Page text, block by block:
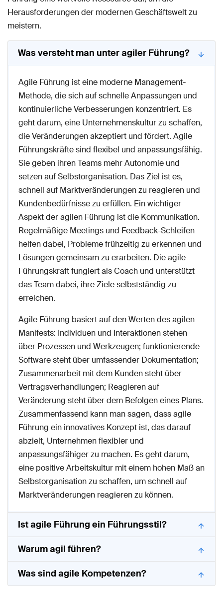
Herausforderungen der modernen Geschäftswelt zu
meistern.
Was versteht man unter agiler Führung?
Agile Führung ist eine moderne Management-
Methode, die sich auf schnelle Anpassungen und
kontinuierliche Verbesserungen konzentriert. Es
geht darum, eine Unternehmenskultur zu schaffen,
die Veränderungen akzeptiert und fördert. Agile
Führungskräfte sind flexibel und anpassungsfähig.
Sie geben ihren Teams mehr Autonomie und
setzen auf Selbstorganisation. Das Ziel ist es,
schnell auf Marktveränderungen zu reagieren und
Kundenbedürfnisse zu erfüllen. Ein wichtiger
Aspekt der agilen Führung ist die Kommunikation.
Regelmäßige Meetings und Feedback-Schleifen
helfen dabei, Probleme frühzeitig zu erkennen und
Lösungen gemeinsam zu erarbeiten. Die agile
Führungskraft fungiert als Coach und unterstützt
das Team dabei, ihre Ziele selbstständig zu
erreichen.
Agile Führung basiert auf den Werten des agilen
Manifests: Individuen und Interaktionen stehen
über Prozessen und Werkzeugen; funktionierende
Software steht über umfassender Dokumentation;
Zusammenarbeit mit dem Kunden steht über
Vertragsverhandlungen; Reagieren auf
Veränderung steht über dem Befolgen eines Plans.
Zusammenfassend kann man sagen, dass agile
Führung ein innovatives Konzept ist, das darauf
abzielt, Unternehmen flexibler und
anpassungsfähiger zu machen. Es geht darum,
eine positive Arbeitskultur mit einem hohen Maß an
Selbstorganisation zu schaffen, um schnell auf
Marktveränderungen reagieren zu können.
Ist agile Führung ein Führungsstil?
Warum agil führen?
Was sind agile Kompetenzen?